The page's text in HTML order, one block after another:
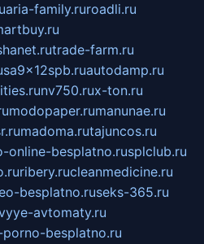
aria-family.ruroadli.ru
trade-farm.ru
autodamp.ru
nv750.rux-ton.ru
modopaper.rumanunae.ru
madoma.rutajuncos.ru
online-besplatno.rusplclub.ru
ribery.rucleanmedicine.ru
besplatno.ruseks-365.ru
avtomaty.ru
porno-besplatno.ru